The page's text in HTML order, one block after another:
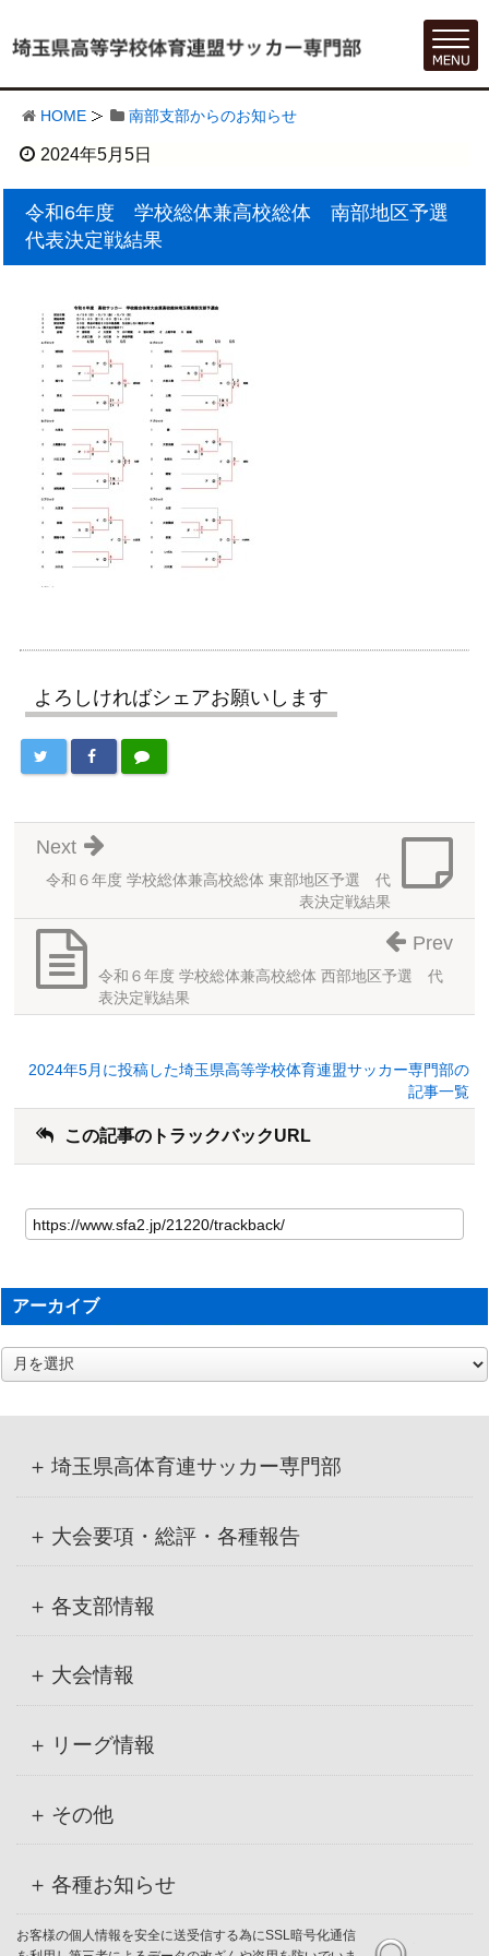
HOME 南部支部からのお知らせ
2024年5月5日
令和6年度 学校総体兼高校総体 南部地区予選
代表決定戦結果
よろしければシェアお願いします
令和６年度 学校総体兼高校総体 東部地区予選 代
表決定戦結果
Next
令和６年度 学校総体兼高校総体 西部地区予選 代
表決定戦結果
Prev
2024年5月に投稿した埼玉県高等学校体育連盟サッカー専門部の
記事一覧
この記事のトラックバックURL
アーカイブ
ア
ー
埼玉県高体育連サッカー専門部
大会要項・総評・各種報告
各支部情報
大会情報
リーグ情報
その他
各種お知らせ
お客様の個人情報を安全に送受信する為にSSL暗号化通信